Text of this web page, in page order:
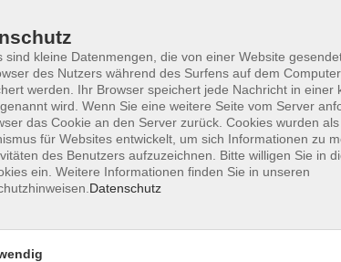
sind kleine Datenmengen, die von einer Website
des Nutzers während des Surfens auf dem
werden. Ihr Browser speichert jede Nachricht in einer
wird. Wenn Sie eine weitere Seite vom Server
das Cookie an den Server zurück. Cookies wurden
für Websites entwickelt, um sich Informationen zu
des Benutzers aufzuzeichnen. Bitte willigen Sie in
ein. Weitere Informationen finden Sie in unseren
Datenschutz